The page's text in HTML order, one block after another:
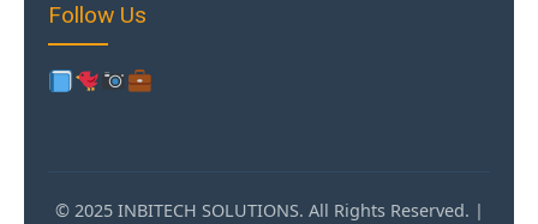
Follow Us
© 2025 INBITECH SOLUTIONS. All Rights Reserved. |